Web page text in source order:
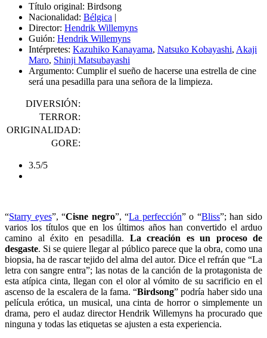
Título original: Birdsong
Nacionalidad: Bélgica |
Director: Hendrik Willemyns
Guión: Hendrik Willemyns
Intérpretes: Kazuhiko Kanayama, Natsuko Kobayashi, Akaji
Maro, Shinji Matsubayashi
Argumento: Cumplir el sueño de hacerse una estrella de cine
será una pesadilla para una señora de la limpieza.
DIVERSIÓN:
TERROR:
ORIGINALIDAD:
GORE:
3.5/5
“Starry eyes”, “Cisne negro”, “La perfección” o “Bliss”; han sido
varios los títulos que en los últimos años han convertido el arduo
camino al éxito en pesadilla. La creación es un proceso de
desgaste. Si se quiere llegar al público parece que la obra, como una
biopsia, ha de rascar tejido del alma del autor. Dice el refrán que “La
letra con sangre entra”; las notas de la canción de la protagonista de
esta atípica cinta, llegan con el olor al vómito de su sacrificio en el
ascenso de la escalera de la fama. “Birdsong” podría haber sido una
película erótica, un musical, una cinta de horror o simplemente un
drama, pero el audaz director Hendrik Willemyns ha procurado que
ninguna y todas las etiquetas se ajusten a esta experiencia.